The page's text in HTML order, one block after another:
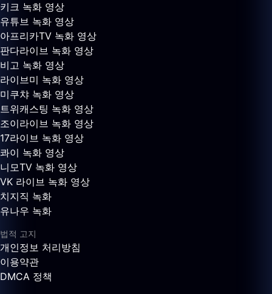
키크 녹화 영상
유튜브 녹화 영상
아프리카TV 녹화 영상
판다라이브 녹화 영상
비고 녹화 영상
라이브미 녹화 영상
미쿠챠 녹화 영상
트위캐스팅 녹화 영상
조이라이브 녹화 영상
17라이브 녹화 영상
콰이 녹화 영상
니모TV 녹화 영상
VK 라이브 녹화 영상
치지직 녹화
유나우 녹화
법적 고지
개인정보 처리방침
이용약관
DMCA 정책